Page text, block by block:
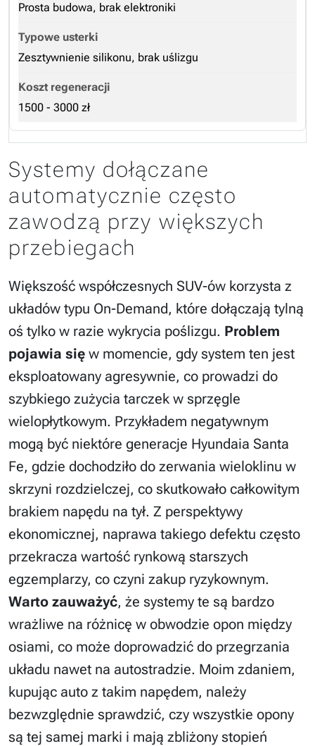
Prosta budowa, brak elektroniki
Zesztywnienie silikonu, brak uślizgu
1500 - 3000 zł
Systemy dołączane
automatycznie często
zawodzą przy większych
przebiegach
Większość współczesnych SUV-ów korzysta z
układów typu On-Demand, które dołączają tylną
oś tylko w razie wykrycia poślizgu. Problem
pojawia się w momencie, gdy system ten jest
eksploatowany agresywnie, co prowadzi do
szybkiego zużycia tarczek w sprzęgle
wielopłytkowym. Przykładem negatywnym
mogą być niektóre generacje Hyundaia Santa
Fe, gdzie dochodziło do zerwania wieloklinu w
skrzyni rozdzielczej, co skutkowało całkowitym
brakiem napędu na tył. Z perspektywy
ekonomicznej, naprawa takiego defektu często
przekracza wartość rynkową starszych
egzemplarzy, co czyni zakup ryzykownym.
Warto zauważyć, że systemy te są bardzo
wrażliwe na różnicę w obwodzie opon między
osiami, co może doprowadzić do przegrzania
układu nawet na autostradzie. Moim zdaniem,
kupując auto z takim napędem, należy
bezwzględnie sprawdzić, czy wszystkie opony
są tej samej marki i mają zbliżony stopień